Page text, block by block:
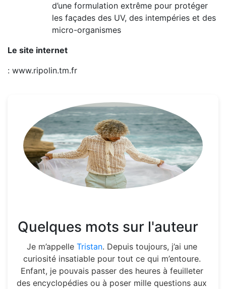
d’une formulation extrême pour protéger
les façades des UV, des intempéries et des
micro-organismes
Le site internet
: www.ripolin.tm.fr
Quelques mots sur l'auteur
Je m’appelle Tristan. Depuis toujours, j’ai une
curiosité insatiable pour tout ce qui m’entoure.
Enfant, je pouvais passer des heures à feuilleter
des encyclopédies ou à poser mille questions aux